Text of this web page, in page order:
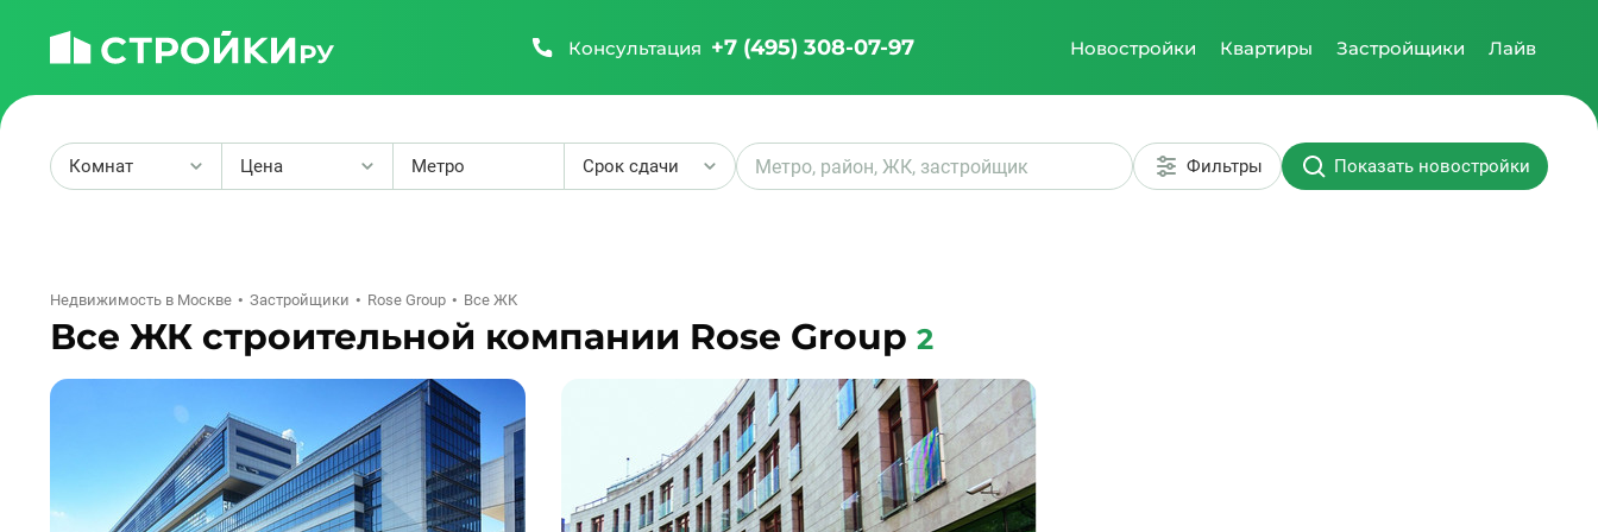
Консультация +7 (495) 308-07-97 Новостройки Квартиры Застройщики Лайв
Комнат Цена
₽
Метро Срок сдачи Фильтры Показать новостройки
Недвижимость в Москве Застройщики Rose Group Все ЖК
Все ЖК строительной компании Rose Group 2